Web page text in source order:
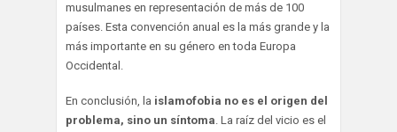
musulmanes en representación de más de 100
países. Esta convención anual es la más grande y la
más importante en su género en toda Europa
Occidental.
En conclusión, la islamofobia no es el origen del
problema, sino un síntoma. La raíz del vicio es el